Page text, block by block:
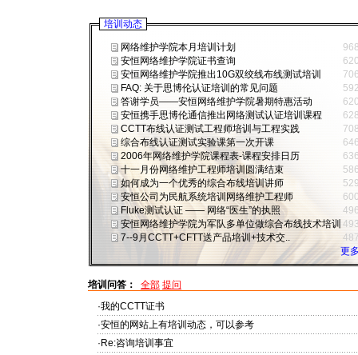
培训动态
网络维护学院本月培训计划
安恒网络维护学院证书查询
安恒网络维护学院推出10G双绞线布线测试培训
FAQ: 关于思博伦认证培训的常见问题
答谢学员——安恒网络维护学院暑期特惠活动
安恒携手思博伦通信推出网络测试认证培训课程
CCTT布线认证测试工程师培训与工程实践
综合布线认证测试实验课第一次开课
2006年网络维护学院课程表-课程安排日历
十一月份网络维护工程师培训圆满结束
如何成为一个优秀的综合布线培训讲师
安恒公司为民航系统培训网络维护工程师
Fluke测试认证 —— 网络“医生”的执照
安恒网络维护学院为军队多单位做综合布线技术培训
7--9月CCTT+CFTT送产品培训+技术交..
更
培训问答： 全部 提问
·我的CCTT证书
·安恒的网站上有培训动态，可以参考
·Re:咨询培训事宜